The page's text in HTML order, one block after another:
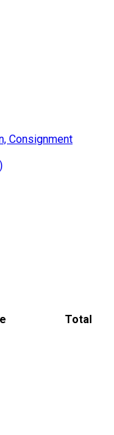
Consignment
Total